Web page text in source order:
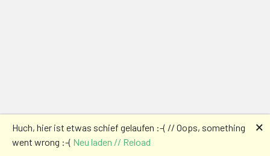
Huch, hier ist etwas schief gelaufen :-( // Oops, something
went wrong :-( Neu laden // Reload
🗙